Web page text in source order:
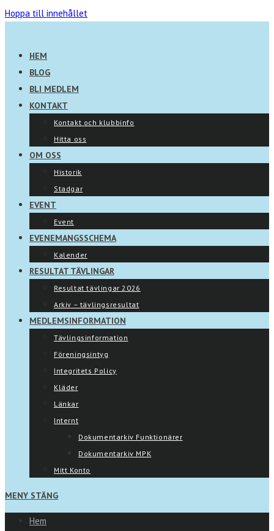
Hoppa till innehållet
HEM
BLOG
BLI MEDLEM
KONTAKT
Kontakt och klubbinfo
Hitta oss
OM OSS
Historik
Stadgar
EVENT
Event
EVENEMANGSSCHEMA
Kalender
RESULTAT TÄVLINGAR
Resultat tävlingar 2026
Arkiv – tävlingsresultat
MEDLEMSINFORMATION
Tävlingsinformation
Föreningsintyg
Integritets Policy
Kläder
Länkar
Internt
Dokumentarkiv Funktionärer
Dokumentarkiv MPK
Mitt Konto
MENY STÄNG
Hem